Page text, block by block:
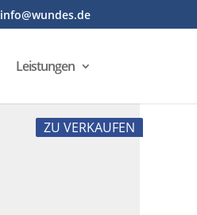
info@wundes.de
Leistungen
ZU VERKAUFEN